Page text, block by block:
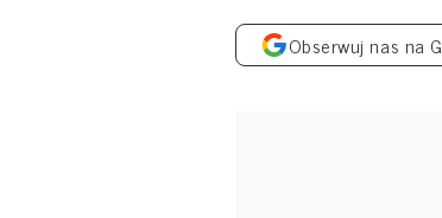
Obserwuj nas na